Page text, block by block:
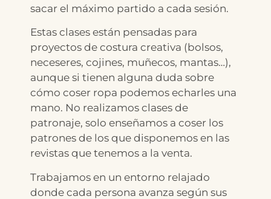
sacar el máximo partido a cada sesión.
Estas clases están pensadas para
proyectos de costura creativa (bolsos,
neceseres, cojines, muñecos, mantas…),
aunque si tienen alguna duda sobre
cómo coser ropa podemos echarles una
mano. No realizamos clases de
patronaje, solo enseñamos a coser los
patrones de los que disponemos en las
revistas que tenemos a la venta.
Trabajamos en un entorno relajado
donde cada persona avanza según sus